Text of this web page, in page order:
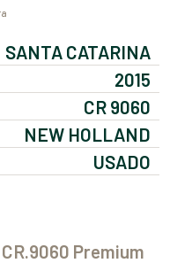
SANTA CATARINA
2015
CR 9060
NEW HOLLAND
USADO
Premium